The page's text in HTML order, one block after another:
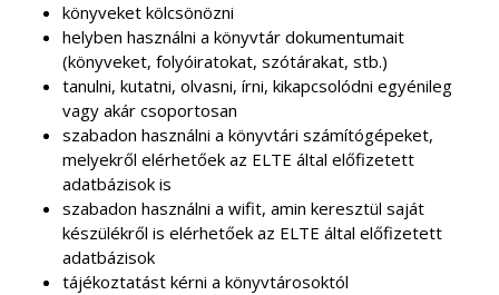
könyveket kölcsönözni
helyben használni a könyvtár dokumentumait
(könyveket, folyóiratokat, szótárakat, stb.)
tanulni, kutatni, olvasni, írni, kikapcsolódni egyénileg
vagy akár csoportosan
szabadon használni a könyvtári számítógépeket,
melyekről elérhetőek az ELTE által előfizetett
adatbázisok is
szabadon használni a wifit, amin keresztül saját
készülékről is elérhetőek az ELTE által előfizetett
adatbázisok
tájékoztatást kérni a könyvtárosoktól